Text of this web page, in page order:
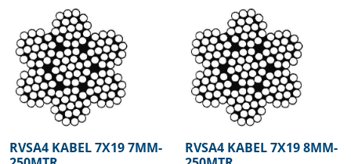
RVSA4 KABEL 7X19 7MM-
RVSA4 KABEL 7X19 8MM-